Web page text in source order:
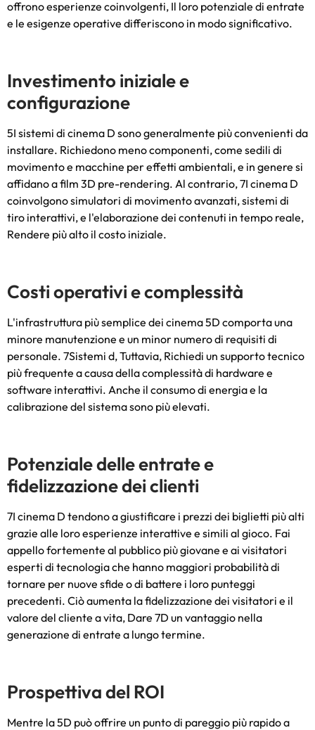
offrono esperienze coinvolgenti, Il loro potenziale di entrate
e le esigenze operative differiscono in modo significativo.
Investimento iniziale e
configurazione
5I sistemi di cinema D sono generalmente più convenienti da
installare. Richiedono meno componenti, come sedili di
movimento e macchine per effetti ambientali, e in genere si
affidano a film 3D pre-rendering. Al contrario, 7I cinema D
coinvolgono simulatori di movimento avanzati, sistemi di
tiro interattivi, e l'elaborazione dei contenuti in tempo reale,
Rendere più alto il costo iniziale.
Costi operativi e complessità
L'infrastruttura più semplice dei cinema 5D comporta una
minore manutenzione e un minor numero di requisiti di
personale. 7Sistemi d, Tuttavia, Richiedi un supporto tecnico
più frequente a causa della complessità di hardware e
software interattivi. Anche il consumo di energia e la
calibrazione del sistema sono più elevati.
Potenziale delle entrate e
fidelizzazione dei clienti
7I cinema D tendono a giustificare i prezzi dei biglietti più alti
grazie alle loro esperienze interattive e simili al gioco. Fai
appello fortemente al pubblico più giovane e ai visitatori
esperti di tecnologia che hanno maggiori probabilità di
tornare per nuove sfide o di battere i loro punteggi
precedenti. Ciò aumenta la fidelizzazione dei visitatori e il
valore del cliente a vita, Dare 7D un vantaggio nella
generazione di entrate a lungo termine.
Prospettiva del ROI
Mentre la 5D può offrire un punto di pareggio più rapido a